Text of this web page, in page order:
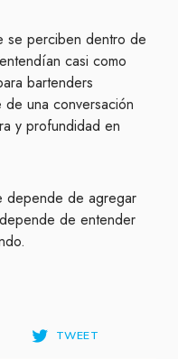
se perciben dentro de
casi como
bartenders
una conversación
y profundidad en
depende de agregar
de entender
TWEET